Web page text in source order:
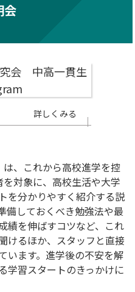
会
は、これから高校進学を控
対象に、高校生活や大学
を分かりやすく紹介する説
しておくべき勉強法や最
績を伸ばすコツなど、これ
けるほか、スタッフと直接
います。進学後の不安を解
学習スタートのきっかけに
詳しくみる